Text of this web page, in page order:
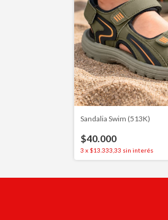
Sandalia Swim (513K)
$40.000
3 x $13.333,33 sin interés